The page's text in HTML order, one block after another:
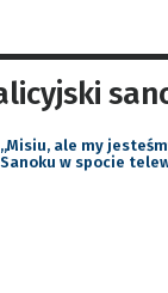
„Misiu, ale my
Sanoku w spocie